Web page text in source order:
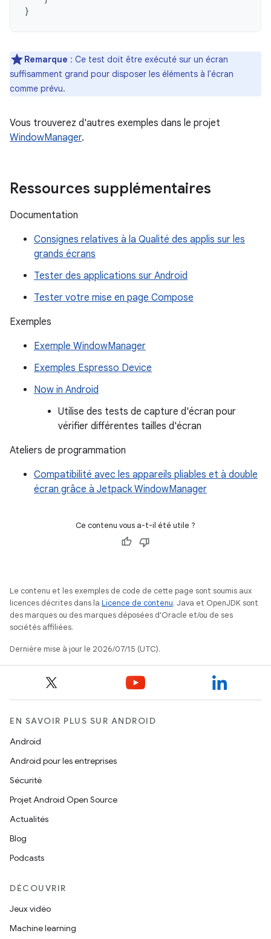
}
Remarque : Ce test doit être exécuté sur un écran
suffisamment grand pour disposer les éléments à l'écran
comme prévu.
Vous trouverez d'autres exemples dans le projet
WindowManager.
Ressources supplémentaires
Documentation
Consignes relatives à la Qualité des applis sur les
grands écrans
Tester des applications sur Android
Tester votre mise en page Compose
Exemples
Exemple WindowManager
Exemples Espresso Device
Now in Android
Utilise des tests de capture d'écran pour
vérifier différentes tailles d'écran
Ateliers de programmation
Compatibilité avec les appareils pliables et à double
écran grâce à Jetpack WindowManager
Ce contenu vous a-t-il été utile ?
Le contenu et les exemples de code de cette page sont soumis aux
licences décrites dans la Licence de contenu. Java et OpenJDK sont
des marques ou des marques déposées d'Oracle et/ou de ses
sociétés affiliées.
Dernière mise à jour le 2026/07/15 (UTC).
EN SAVOIR PLUS SUR ANDROID
Android
Android pour les entreprises
Sécurité
Projet Android Open Source
Actualités
Blog
Podcasts
DÉCOUVRIR
Jeux vidéo
Machine learning